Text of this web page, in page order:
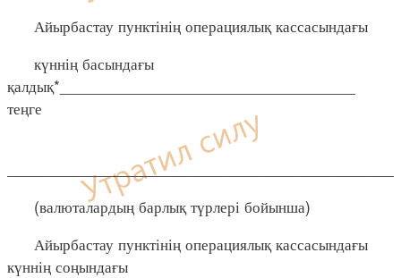
Айырбастау пунктінің операциялық кассасындағы
күннің басындағы
қалдық*_________________________________
теңге
(валюталардың барлық түрлері бойынша)
Айырбастау пунктінің операциялық кассасындағы
күннің соңындағы